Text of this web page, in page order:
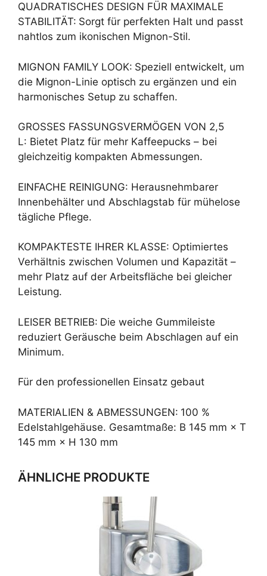
QUADRATISCHES DESIGN FÜR MAXIMALE
STABILITÄT: Sorgt für perfekten Halt und passt
nahtlos zum ikonischen Mignon-Stil.
MIGNON FAMILY LOOK: Speziell entwickelt, um
die Mignon-Linie optisch zu ergänzen und ein
harmonisches Setup zu schaffen.
GROSSES FASSUNGSVERMÖGEN VON 2,5
L: Bietet Platz für mehr Kaffeepucks – bei
gleichzeitig kompakten Abmessungen.
EINFACHE REINIGUNG: Herausnehmbarer
Innenbehälter und Abschlagstab für mühelose
tägliche Pflege.
KOMPAKTESTE IHRER KLASSE: Optimiertes
Verhältnis zwischen Volumen und Kapazität –
mehr Platz auf der Arbeitsfläche bei gleicher
Leistung.
LEISER BETRIEB: Die weiche Gummileiste
reduziert Geräusche beim Abschlagen auf ein
Minimum.
Für den professionellen Einsatz gebaut
MATERIALIEN & ABMESSUNGEN: 100 %
Edelstahlgehäuse. Gesamtmaße: B 145 mm × T
145 mm × H 130 mm
ÄHNLICHE PRODUKTE